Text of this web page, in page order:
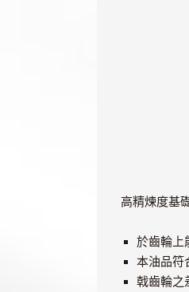
高精煉度基
於齒輪上
本油品符
戟齒輪之